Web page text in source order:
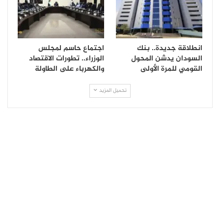
انطلاقة جديدة.. بنك
السودان يدشن المحول
القومي للمرة الأولى
اجتماع حاسم لمجلس
الوزراء.. تطورات الاقتصاد
والكهرباء على الطاولة
تحميل المزيد